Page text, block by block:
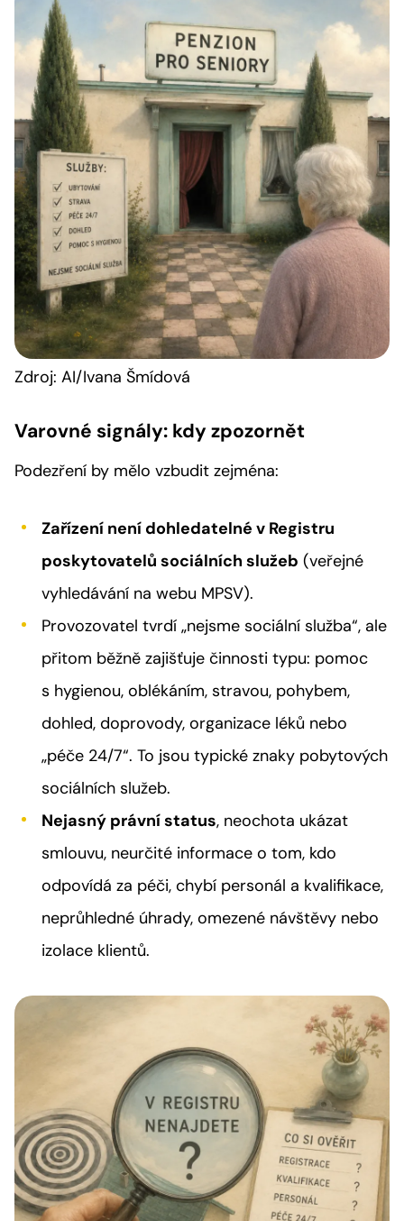
Zdroj: AI/Ivana Šmídová
Varovné signály: kdy zpozornět
Podezření by mělo vzbudit zejména:
Zařízení není dohledatelné v Registru
poskytovatelů sociálních služeb (veřejné
vyhledávání na webu MPSV).
Provozovatel tvrdí „nejsme sociální služba“, ale
přitom běžně zajišťuje činnosti typu: pomoc
s hygienou, oblékáním, stravou, pohybem,
dohled, doprovody, organizace léků nebo
„péče 24/7“. To jsou typické znaky pobytových
sociálních služeb.
Nejasný právní status, neochota ukázat
smlouvu, neurčité informace o tom, kdo
odpovídá za péči, chybí personál a kvalifikace,
neprůhledné úhrady, omezené návštěvy nebo
izolace klientů.